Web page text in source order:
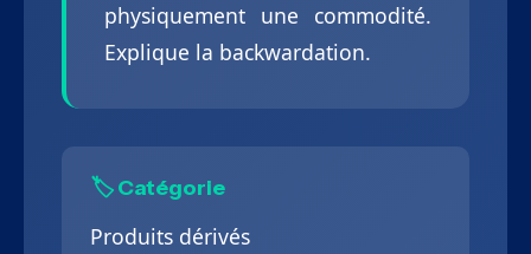
physiquement une commodité.
Explique la backwardation.
🏷️ Catégorie
Produits dérivés